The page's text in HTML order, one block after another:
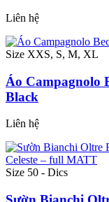
Liên hệ
Size XXS, S, M, XL
Áo Campagnolo
Black
Liên hệ
Size 50 - Dics